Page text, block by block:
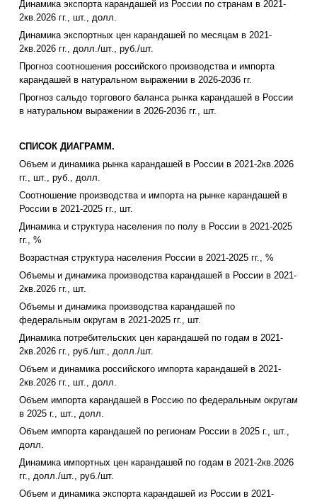
Динамика экспорта карандашей из России по странам в 2021-
2кв.2026 гг., шт., долл.
Динамика экспортных цен карандашей по месяцам в 2021-
2кв.2026 гг., долл./шт., руб./шт.
Прогноз соотношения российского производства и импорта
карандашей в натуральном выражении в 2026-2036 гг.
Прогноз сальдо торгового баланса рынка карандашей в России
в натуральном выражении в 2026-2036 гг., шт.
СПИСОК ДИАГРАММ.
Объем и динамика рынка карандашей в России в 2021-2кв.2026
гг., шт., руб., долл.
Соотношение производства и импорта на рынке карандашей в
России в 2021-2025 гг., шт.
Динамика и структура населения по полу в России в 2021-2025
гг., %
Возрастная структура населения России в 2021-2025 гг., %
Объемы и динамика производства карандашей в России в 2021-
2кв.2026 гг., шт.
Объемы и динамика производства карандашей по
федеральным округам в 2021-2025 гг., шт.
Динамика потребительских цен карандашей по годам в 2021-
2кв.2026 гг., руб./шт., долл./шт.
Объем и динамика российского импорта карандашей в 2021-
2кв.2026 гг., шт., долл.
Объем импорта карандашей в Россию по федеральным округам
в 2025 г., шт., долл.
Объем импорта карандашей по регионам России в 2025 г., шт.,
долл.
Динамика импортных цен карандашей по годам в 2021-2кв.2026
гг., долл./шт., руб./шт.
Объем и динамика экспорта карандашей из России в 2021-